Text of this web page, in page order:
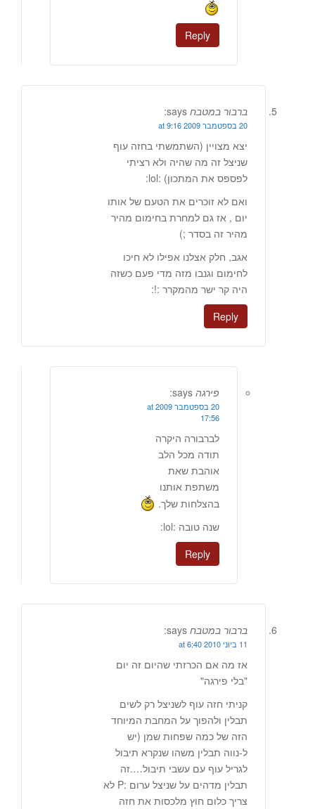
Reply
ברבור במטבח says:
20 בספטמבר 2009 at 9:16
יצא מצויין (השתמשתי בחזה עוף
שניצל זה מה שהיה ולא רציתי
לפספס את המתכון) :lol:
ואם לא זוכרים את הטעם של אותו
יום , אז גם למחרת בחימום מהיר
מהיר זה בסדר ;)
אגב, חלק אצלנו אפילו לא חיכו
לחימום וגנבו מזה מדי פעם כשזה
היה קר ישר מהמקרר :!:
Reply
פירגה says:
20 בספטמבר 2009 at
17:56
לברבורה היקרה
תודה מכל הלב
אוהבת שאת
משתפת אותנו
בהצלחות שלך.
שנה טובה :lol:
Reply
ברבור במטבח says:
11 ביוני 2010 at 6:40
אז מה אם הכרזתי שהיום זה יום
"בלי פירגה"
קניתי חזה עוף לשניצל רק לשים
תבלין ולהפוך על המחבת המיוחד
הזה של כמה שפחות שמן (יש
ל-נווה תבלין משהו שנקרא תיבול
לגריל עוף עם עשבי תיבול….זה
תבלין מדהים על שניצל ערום :P לא
צריך כלום חוץ מלכסות את חזה